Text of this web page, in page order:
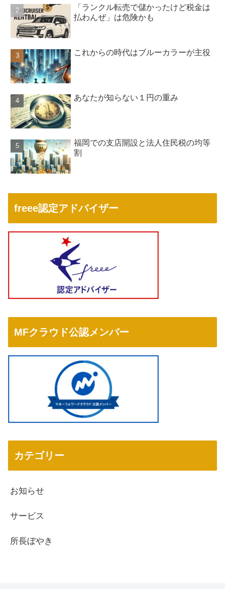
「ランクル転売で儲かったけど税金は
払わんぜ」は危険かも
これからの時代はブルーカラーが主役
あなたが知らない１円の重み
福岡での支店開設と法人住民税の均等
割
freee認定アドバイザー
MFクラウド公認メンバー
カテゴリー
お知らせ
サービス
所長ぼやき